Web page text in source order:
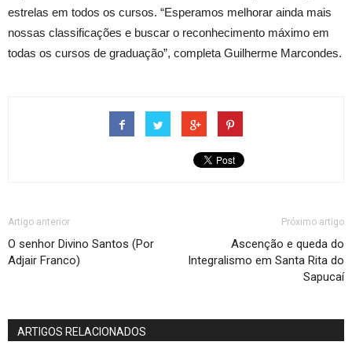
estrelas em todos os cursos. “Esperamos melhorar ainda mais
nossas classificações e buscar o reconhecimento máximo em
todas os cursos de graduação”, completa Guilherme Marcondes.
Artigo anterior
O senhor Divino Santos (Por
Adjair Franco)
Próximo artigo
Ascenção e queda do
Integralismo em Santa Rita do
Sapucaí
ARTIGOS RELACIONADOS